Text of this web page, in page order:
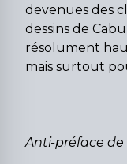
devenues des
dessins de
résolument
mais surtout
Anti-préface